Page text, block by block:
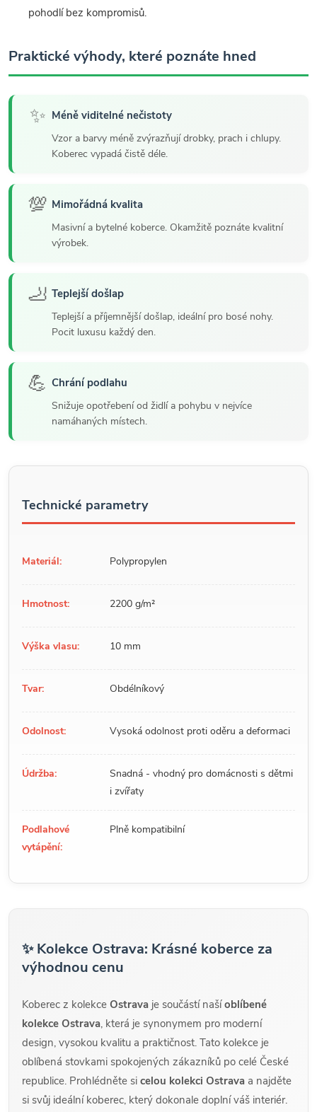
pohodlí bez kompromisů.
Praktické výhody, které poznáte hned
✨ Méně viditelné nečistoty
Vzor a barvy méně zvýrazňují drobky, prach i chlupy.
Koberec vypadá čistě déle.
💯 Mimořádná kvalita
Masivní a bytelné koberce. Okamžitě poznáte kvalitní
výrobek.
🦶 Teplejší došlap
Teplejší a příjemnější došlap, ideální pro bosé nohy.
Pocit luxusu každý den.
💪 Chrání podlahu
Snižuje opotřebení od židlí a pohybu v nejvíce
namáhaných místech.
Technické parametry
Materiál: Polypropylen
Hmotnost: 2200 g/m²
Výška vlasu: 10 mm
Tvar: Obdélníkový
Odolnost: Vysoká odolnost proti oděru a deformaci
Údržba:
Snadná - vhodný pro domácnosti s dětmi
i zvířaty
Podlahové
vytápění:
Plně kompatibilní
✨ Kolekce Ostrava: Krásné koberce za
výhodnou cenu
Koberec z kolekce Ostrava je součástí našíoblíbené
kolekce Ostrava, která je synonymem pro moderní
design, vysokou kvalitu a praktičnost. Tato kolekce je
oblíbená stovkami spokojených zákazníků po celé České
republice. Prohlédněte si celou kolekci Ostrava a najděte
si svůj ideální koberec, který dokonale doplní váš interiér.